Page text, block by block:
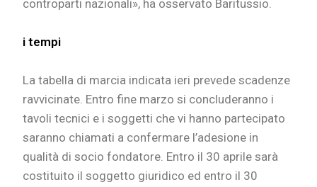
controparti nazionali», ha osservato Baritussio.
i tempi
La tabella di marcia indicata ieri prevede scadenze
ravvicinate. Entro fine marzo si concluderanno i
tavoli tecnici e i soggetti che vi hanno partecipato
saranno chiamati a confermare l’adesione in
qualità di socio fondatore. Entro il 30 aprile sarà
costituito il soggetto giuridico ed entro il 30